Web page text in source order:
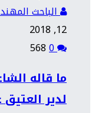
الباحث
12, 2018
0
ما قاله
لدير العتيق عام